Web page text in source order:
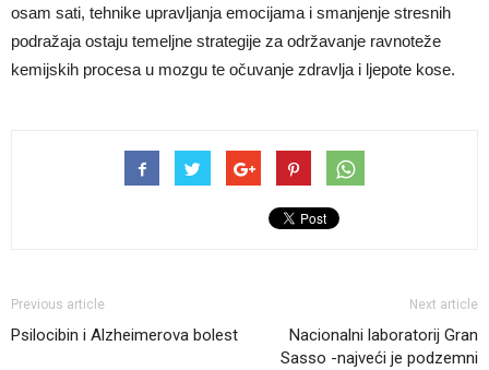
osam sati, tehnike upravljanja emocijama i smanjenje stresnih
podražaja ostaju temeljne strategije za održavanje ravnoteže
kemijskih procesa u mozgu te očuvanje zdravlja i ljepote kose.
Previous article
Psilocibin i Alzheimerova bolest
Next article
Nacionalni laboratorij Gran
Sasso -najveći je podzemni